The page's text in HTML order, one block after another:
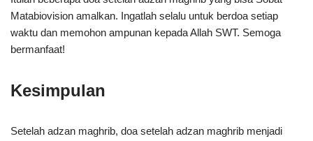
Matabiovision amalkan. Ingatlah selalu untuk berdoa setiap
waktu dan memohon ampunan kepada Allah SWT. Semoga
bermanfaat!
Kesimpulan
Setelah adzan maghrib, doa setelah adzan maghrib menjadi